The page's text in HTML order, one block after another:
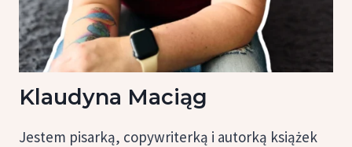
Klaudyna Maciąg
Jestem pisarką, copywriterką i autorką książek